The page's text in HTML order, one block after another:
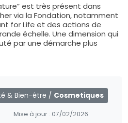
est très présent dans
via la Fondation, notamment
for Life et des actions de
échelle. Une dimension qui
par une démarche plus
& Bien-être / Cosmetiques
Mise à jour : 07/02/2026